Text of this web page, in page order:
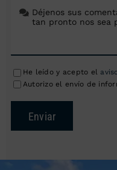
He leído y acepto el
Autorizo el envío de
Enviar